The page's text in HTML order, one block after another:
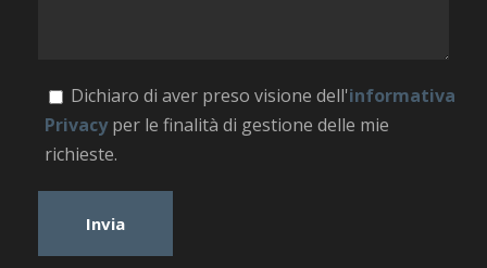
Dichiaro di aver preso visione dell'informativa
Privacyper le finalità di gestione delle mie
richieste.